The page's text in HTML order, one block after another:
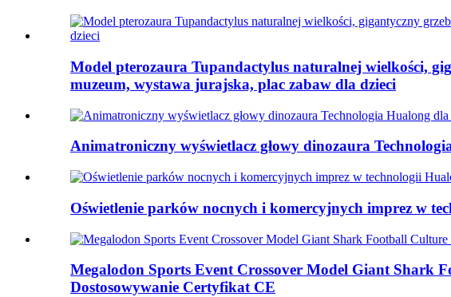
Model pterozaura Tupandactylus naturalnej wielkości,
muzeum, wystawa jurajska, plac zabaw dla dzieci
Animatroniczny wyświetlacz głowy dinozaura
Oświetlenie parków nocnych i komercyjnych imprez w
Megalodon Sports Event Crossover Model Giant Shark
Dostosowywanie Certyfikat CE